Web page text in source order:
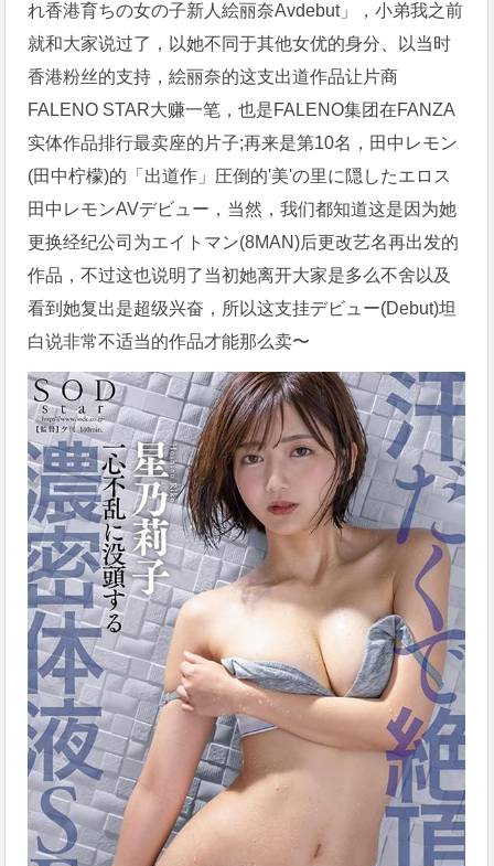
れ香港育ちの女の子新人絵丽奈Avdebut」，小弟我之前
就和大家说过了，以她不同于其他女优的身分、以当时
香港粉丝的支持，絵丽奈的这支出道作品让片商
FALENO STAR大赚一笔，也是FALENO集团在FANZA
实体作品排行最卖座的片子;再来是第10名，田中レモン
(田中柠檬)的「出道作」圧倒的'美'の里に隠したエロス
田中レモンAVデビュー，当然，我们都知道这是因为她
更换经纪公司为エイトマン(8MAN)后更改艺名再出发的
作品，不过这也说明了当初她离开大家是多么不舍以及
看到她复出是超级兴奋，所以这支挂デビュー(Debut)坦
白说非常不适当的作品才能那么卖〜